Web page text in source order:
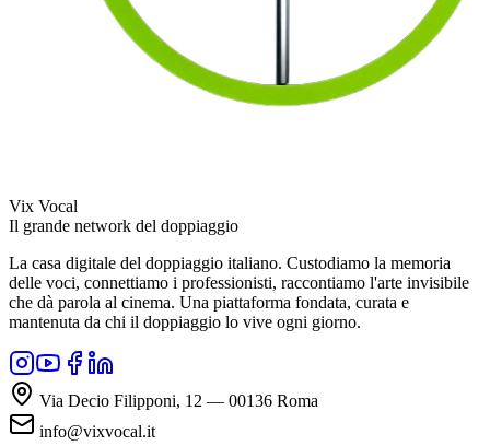
Vix Vocal
Il grande network del doppiaggio
La casa digitale del doppiaggio italiano. Custodiamo la memoria
delle voci, connettiamo i professionisti, raccontiamo l'arte invisibile
che dà parola al cinema. Una piattaforma fondata, curata e
mantenuta da chi il doppiaggio lo vive ogni giorno.
Via Decio Filipponi, 12 — 00136 Roma
info@vixvocal.it